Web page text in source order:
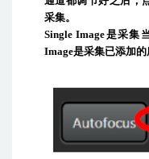
采集。
Single Image是采集
Image是采集已添加的